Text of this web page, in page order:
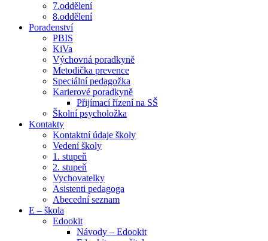
7.oddělení
8.oddělení
Poradenství
PBIS
KiVa
Výchovná poradkyně
Metodička prevence
Speciální pedagožka
Karierové poradkyně
Přijímací řízení na SŠ
Školní psycholožka
Kontakty
Kontaktní údaje školy
Vedení školy
1. stupeň
2. stupeň
Vychovatelky
Asistenti pedagoga
Abecední seznam
E – škola
Edookit
Návody – Edookit